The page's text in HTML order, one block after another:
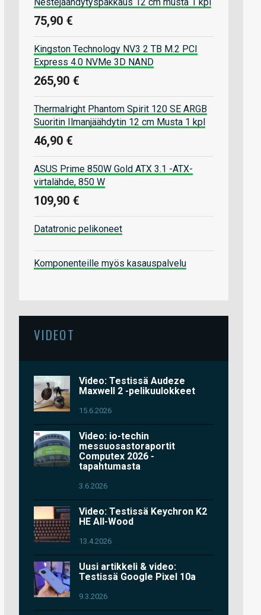
75,90 €
Kingston Technology NV3 2 TB M.2 PCI
Express 4.0 NVMe 3D NAND
265,90 €
Thermalright Phantom Spirit 120 SE ARGB
Suoritin Ilmanjäähdytin 12 cm Musta 1 kpl
46,90 €
ASUS Prime 850W Gold ATX 3.1 -ATX-
virtalähde, 850 W
109,90 €
Datatronic pelikoneet
Komponenteille myös kasauspalvelu
VIDEOT
Video: Testissä Audeze
Maxwell 2 -pelikuulokkeet
15.6.2026
Video: io-techin
messuosastoraportit
Computex 2026 -
tapahtumasta
3.6.2026
Video: Testissä Keychron K2
HE All-Wood
13.4.2026
Uusi artikkeli & video:
Testissä Google Pixel 10a
9.3.2026